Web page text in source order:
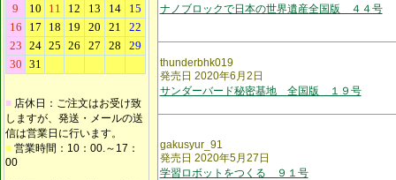
■ 店休日：ご注文はお受け致
しますが、発送・メールの送
信は営業日に行います。
■ 営業時間：10：00.～17：
00
ナノブロックで日本の世界遺産全国版 ４４号
thunderbhk019
発売日 2020年6月2日
サンダーバード秘密基地 全国版 １９号
gakusyur_91
発売日 2020年5月27日
学習ロボットをつくる ９１号